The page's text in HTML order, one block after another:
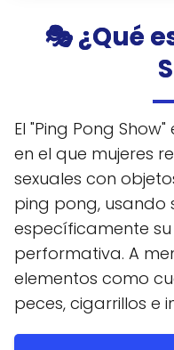
🎭 ¿Qué
El "Ping Pong
en el que mujeres
sexuales con
ping pong, usando
específicamente
performativa. A
elementos como
peces, cigarrillos e